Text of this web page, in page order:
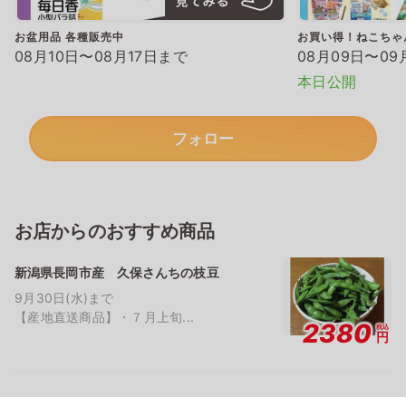
お盆用品 各種販売中
08月10日〜08月17日まで
お買い得！ねこち
08月09日〜09
本日公開
フォロー
お店からのおすすめ商品
新潟県長岡市産 久保さんちの枝豆
9月30日(水)まで
【産地直送商品】・７月上旬...
2380 税込
円